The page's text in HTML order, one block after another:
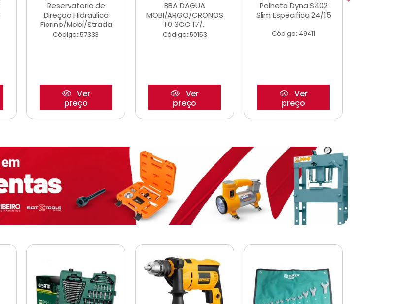
Reservatorio de
Direçao Hidraulica
Fiorino/Mobi/Strada
Código: 57333
Ver
preço
BBA DAGUA
MOBI/ARGO/CRONOS
1.0 3CC 17/..
Código: 50153
Ver
preço
Palheta Dyna S402
Slim Especifica 24/15
Código: 49411
Ver
preço